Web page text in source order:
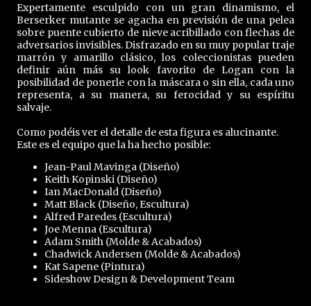
Expertamente esculpido con un gran dinamismo, el
Berserker mutante se agacha en previsión de una pelea
sobre puente cubierto de nieve acribillado con flechas de
adversarios invisibles. Disfrazado en su muy popular traje
marrón y amarillo clásico, los coleccionistas pueden
definir aún más su look favorito de Logan con la
posibilidad de ponerle con la máscara o sin ella, cada uno
representa, a su manera, su ferocidad y su espíritu
salvaje.
Como podéis ver el detalle de esta figura es alucinante.
Este es el equipo que la ha hecho posible:
Jean-Paul Mavinga (Diseño)
Keith Kopinski (Diseño)
Ian MacDonald (Diseño)
Matt Black (Diseño, Escultura)
Alfred Paredes (Escultura)
Joe Menna (Escultura)
Adam Smith (Molde & Acabados)
Chadwick Andersen (Molde & Acabados)
Kat Sapene (Pintura)
Sideshow Design & Development Team